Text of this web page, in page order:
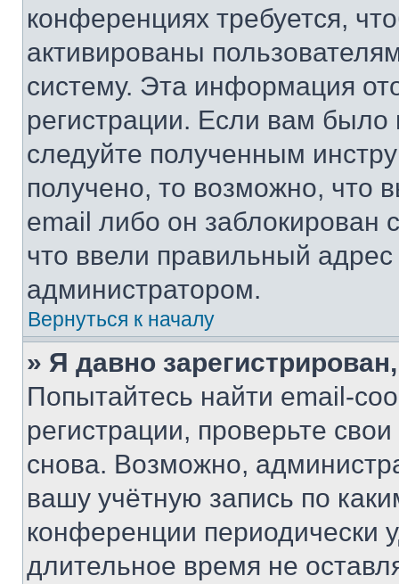
конференциях требуется,
активированы
систему. Эта информация
регистрации. Если вам
следуйте полученным
получено, то возможно, что
email либо он
что ввели правильный адрес
администратором.
Вернуться к началу
» Я давно
Попытайтесь найти email-
регистрации, проверьте
снова. Возможно,
вашу учётную запись по
конференции периодически
длительное время не